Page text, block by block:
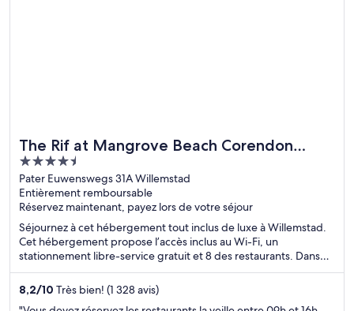
The Rif at Mangrove Beach Corendon
Curacao All-Inclusive, Curio by Hilton
4.5
out
of
5
Pater Euwenswegs 31A Willemstad
Entièrement remboursable
Réservez maintenant, payez lors de votre séjour
Séjournez à cet hébergement tout inclus de luxe à Willemstad.
Cet hébergement propose l’accès inclus au Wi-Fi, un
stationnement libre-service gratuit et 8 des restaurants. Dans
leurs avis, nos clients font l’éloge du personnel serviable. Deux
attractions prisées, Plage Mambo et Pont de la Reine Emma, se
situent à proximité.
8,2/10 Très bien! (1 328 avis)